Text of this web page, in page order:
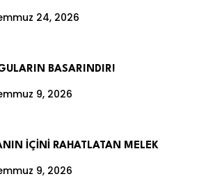
24, 2026
BASARINDIR!
9, 2026
İÇİNİ RAHATLATAN MELEK
9, 2026